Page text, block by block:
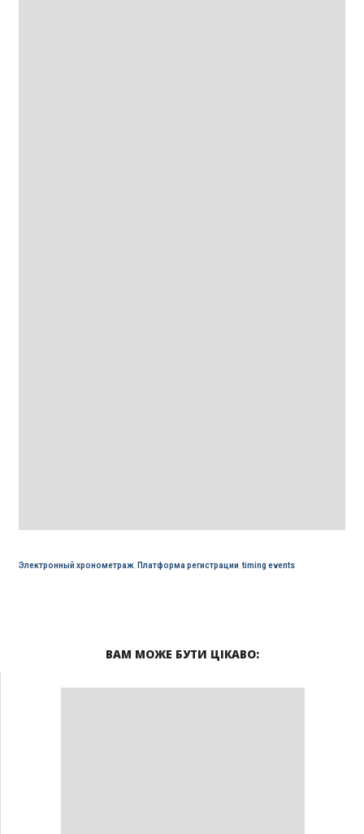
Электронный хронометраж, Платформа регистрации timing events
ВАМ МОЖЕ БУТИ ЦІКАВО: